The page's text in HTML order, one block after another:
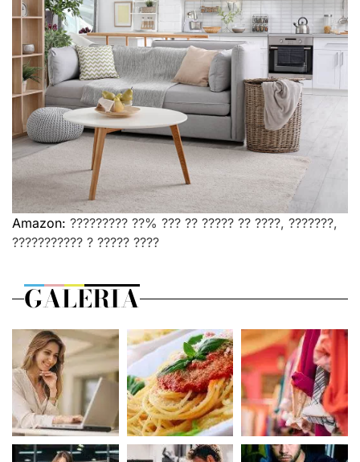
Amazon: ????????? ??% ??? ?? ????? ?? ????, ???????,
??????????? ? ????? ????
GALERIA